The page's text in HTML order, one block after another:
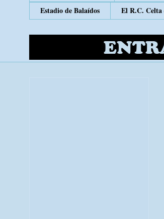
Estadio de Balaídos
El R.C. Celta